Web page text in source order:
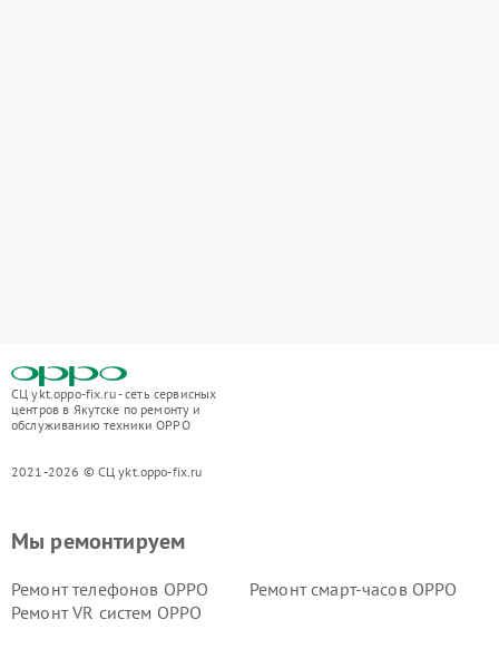
СЦ ykt.oppo-fix.ru - сеть сервисных
центров в Якутске по ремонту и
обслуживанию техники OPPO
2021-2026 © СЦ ykt.oppo-fix.ru
Мы ремонтируем
Ремонт телефонов OPPO
Ремонт смарт-часов OPPO
Ремонт VR систем OPPO